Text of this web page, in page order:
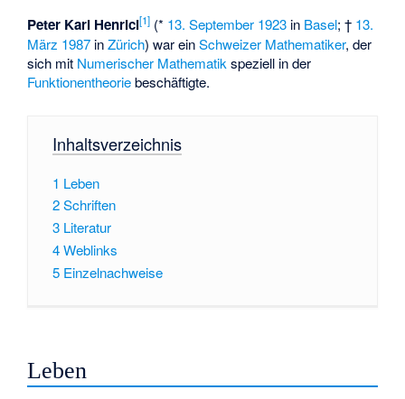
Peter Karl Henrici[1] (* 13. September 1923 in Basel; † 13.
März 1987 inZürich) war einSchweizer Mathematiker, der
sich mit Numerischer Mathematik speziell in der
Funktionentheoriebeschäftigte.
Inhaltsverzeichnis
1 Leben
2Schriften
3 Literatur
4Weblinks
5 Einzelnachweise
Leben